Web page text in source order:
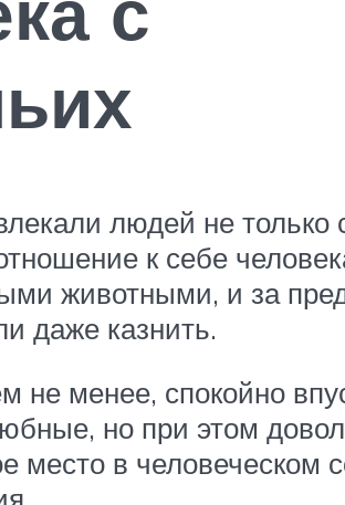
людей не
к себе
животными, и за
даже казнить.
не менее, спокойно
но при этом
место в человеческом